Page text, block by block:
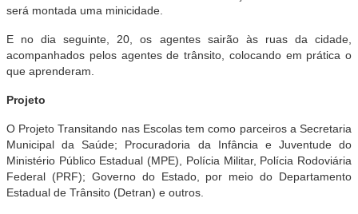
será montada uma minicidade.
E no dia seguinte, 20, os agentes sairão às ruas da cidade,
acompanhados pelos agentes de trânsito, colocando em prática o
que aprenderam.
Projeto
O Projeto Transitando nas Escolas tem como parceiros a Secretaria
Municipal da Saúde; Procuradoria da Infância e Juventude do
Ministério Público Estadual (MPE), Polícia Militar, Polícia Rodoviária
Federal (PRF); Governo do Estado, por meio do Departamento
Estadual de Trânsito (Detran) e outros.